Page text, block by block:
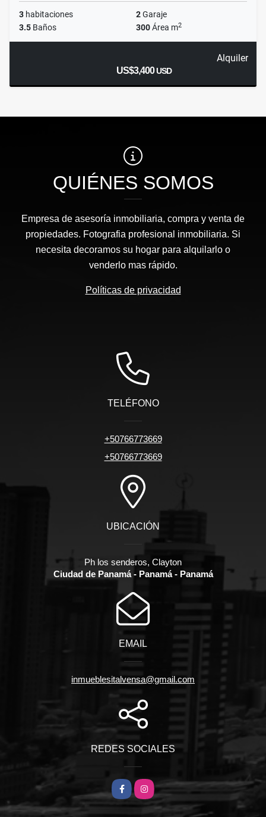
3 habitaciones 2Garaje
3.5 Baños 300Área m2
Alquiler
US$3,400USD
QUIÉNES SOMOS
Empresa de asesoría inmobiliaria, compra y venta de
propiedades. Fotografia profesional inmobiliaria. Si
necesita decoramos su hogar para alquilarlo o
venderlo mas rápido.
Políticas de privacidad
TELÉFONO
+50766773669
+50766773669
UBICACIÓN
Ph los senderos, Clayton
Ciudad de Panamá - Panamá - Panamá
EMAIL
inmueblesitalvensa@gmail.com
REDES SOCIALES
FacebookInstagram